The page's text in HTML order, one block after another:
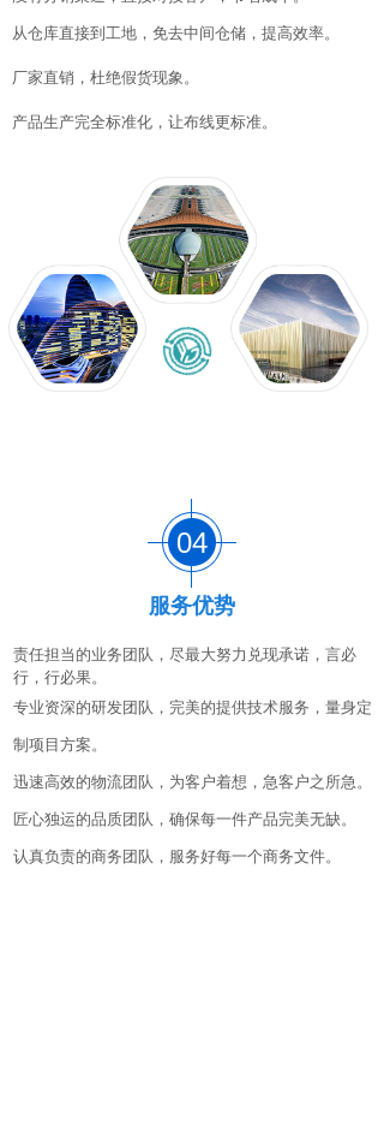
责任担当的业务团队，尽最大努力兑现承诺，言必
行，行必果。
专业资深的研发团队，完美的提供技术服务，量身定
制项目方案。
迅速高效的物流团队，为客户着想，急客户之所急。
匠心独运的品质团队，确保每一件产品完美无缺。
认真负责的商务团队，服务好每一个商务文件。
服务优势
从仓库直接到工地，免去中间仓储，提高效率。
厂家直销，杜绝假货现象。
产品生产完全标准化，让布线更标准。
04